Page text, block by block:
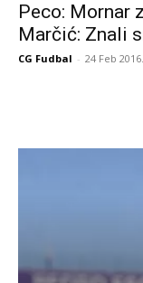
Peco: Mornar
Marčić: Znali
CG Fudbal - 24 Feb